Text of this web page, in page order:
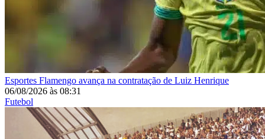
Esportes Flamengo avança na contratação de Luiz Henrique
06/08/2026 às 08:31
Futebol